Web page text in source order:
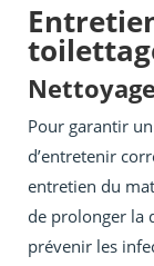
Pour garantir
d’entretenir
entretien du
de prolonger la
prévenir les